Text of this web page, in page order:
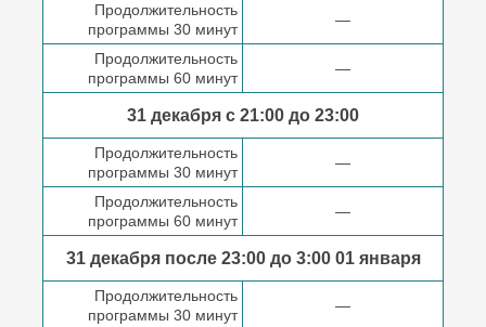
Продолжительность
программы 30 минут
—
Продолжительность
программы 60 минут
—
31 декабря с 21:00 до 23:00
Продолжительность
программы 30 минут
—
Продолжительность
программы 60 минут
—
31 декабря после23:00 до 3:0001 января
Продолжительность
программы 30 минут
—